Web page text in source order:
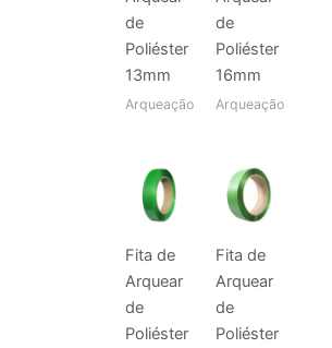
de
Poliéster
13mm
Arqueação
de
Poliéster
16mm
Arqueação
Fita de
Arquear
de
Poliéster
Fita de
Arquear
de
Poliéster